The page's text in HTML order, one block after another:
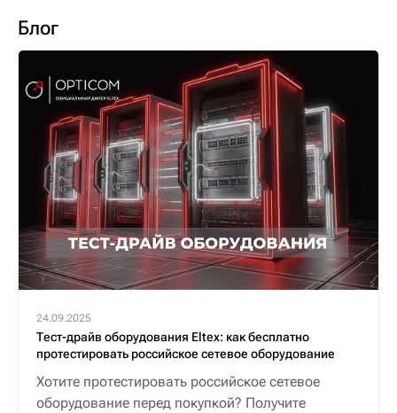
Блог
24.09.2025
Тест-драйв оборудования Eltex: как бесплатно
протестировать российское сетевое оборудование
Хотите протестировать российское сетевое
оборудование перед покупкой? Получите